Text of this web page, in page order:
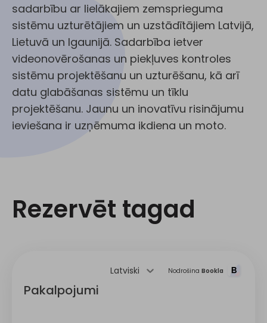
sadarbību ar lielākajiem zemsprieguma
sistēmu uzturētājiem un uzstādītājiem Latvijā,
Lietuvā un Igaunijā. Sadarbība ietver
videonovērošanas un piekļuves kontroles
sistēmu projektēšanu un uzturēšanu, kā arī
datu glabāšanas sistēmu un tīklu
projektēšanu. Jaunu un inovatīvu risinājumu
ieviešana ir uzņēmuma ikdiena un moto.
Rezervēt tagad